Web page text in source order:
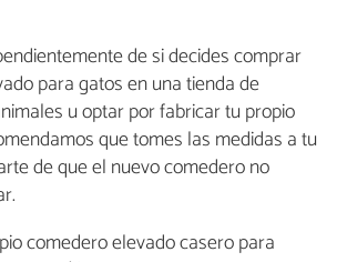
de si decides comprar
para gatos en una tienda de
u optar por fabricar tu propio
que tomes las medidas a tu
de que el nuevo comedero no
comedero elevado casero para